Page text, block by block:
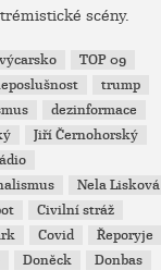
scény.
TOP 09
trump
dezinformace
Jiří Černohorský
Nela Lisková
Civilní stráž
Covid
Řeporyje
Doněck
Donbas